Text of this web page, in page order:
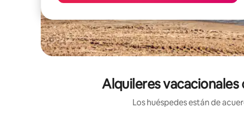
Alquileres
Los huéspedes están de